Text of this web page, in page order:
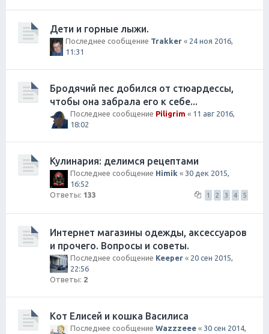
Дети и горные лыжи.
Последнее сообщение Trakker « 24 ноя 2016,
11:31
Бродячий пес добился от стюардессы,
чтобы она забрала его к себе...
Последнее сообщение Piligrim « 11 авг 2016,
18:02
Кулинария: делимся рецептами
Последнее сообщение Himik « 30 дек 2015,
16:52
Ответы: 133 1 2 3 4 5
Интернет магазины одежды, аксессуаров
и прочего. Вопросы и советы.
Последнее сообщение Keeper « 20 сен 2015,
22:56
Ответы: 2
Кот Елисей и кошка Василиса
Последнее сообщение Wazzzeee « 30 сен 2014,